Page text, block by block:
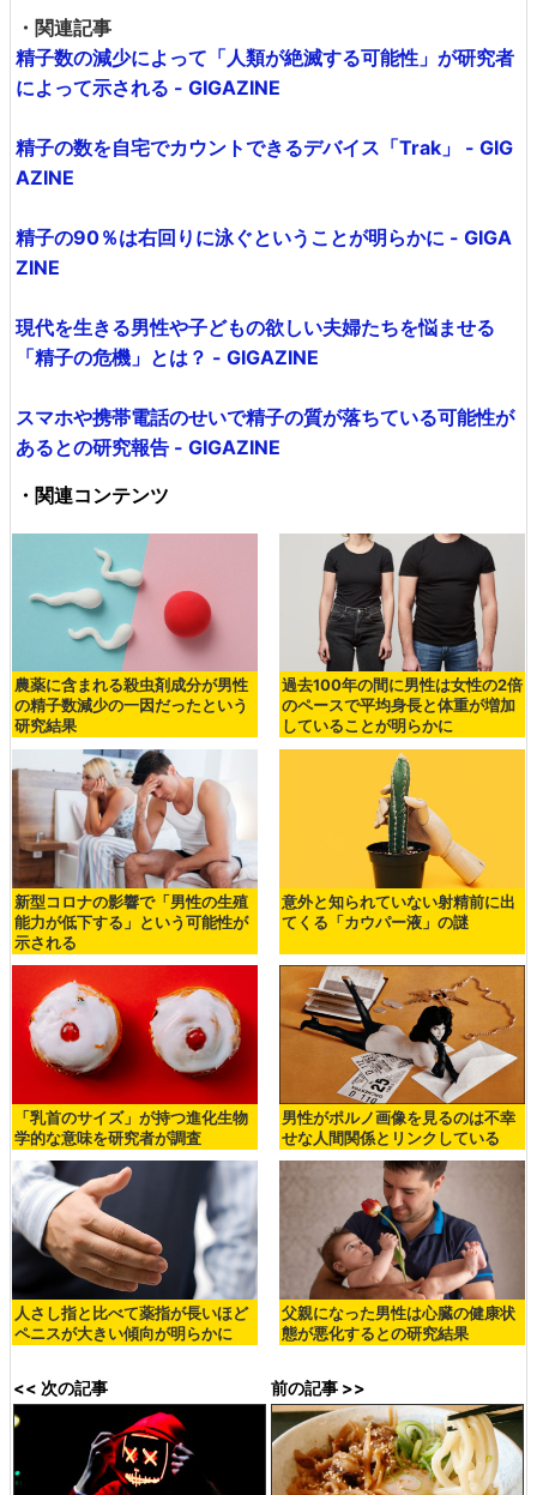
・関連記事
精子数の減少によって「人類が絶滅する可能性」が研究者
によって示される - GIGAZINE
精子の数を自宅でカウントできるデバイス「Trak」 - GIG
AZINE
精子の90％は右回りに泳ぐということが明らかに - GIGA
ZINE
現代を生きる男性や子どもの欲しい夫婦たちを悩ませる
「精子の危機」とは？ - GIGAZINE
スマホや携帯電話のせいで精子の質が落ちている可能性が
あるとの研究報告 - GIGAZINE
・関連コンテンツ
農薬に含まれる殺虫剤成分が男性
の精子数減少の一因だったという
研究結果
過去100年の間に男性は女性の2倍
のペースで平均身長と体重が増加
していることが明らかに
新型コロナの影響で「男性の生殖
能力が低下する」という可能性が
示される
意外と知られていない射精前に出
てくる「カウパー液」の謎
「乳首のサイズ」が持つ進化生物
学的な意味を研究者が調査
男性がポルノ画像を見るのは不幸
せな人間関係とリンクしている
人さし指と比べて薬指が長いほど
ペニスが大きい傾向が明らかに
父親になった男性は心臓の健康状
態が悪化するとの研究結果
<< 次の記事 前の記事 >>